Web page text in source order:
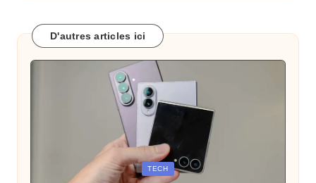
D'autres articles ici
TECH